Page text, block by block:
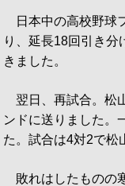
日本中の高校野球
り、延長18回引き
きました。
翌日、再試合。松
ンドに送りました。
た。試合は4対2で松
敗れはしたものの